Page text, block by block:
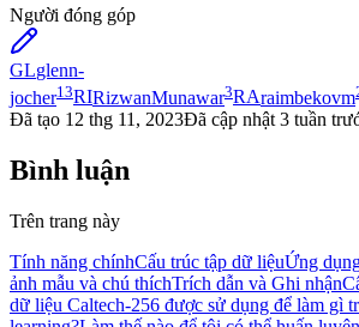
Người đóng góp
GLglenn-
jocher13RIRizwanMunawar3RAraimbekovm
Đã tạo 12 thg 11, 2023Đã cập nhật 3 tuần
Bình luận
Trên trang này
Tính năng chínhCấu trúc tập dữ liệuỨng
ảnh mẫu và chú thíchTrích dẫn và Ghi nhận
dữ liệu Caltech-256 được sử dụng để làm gì